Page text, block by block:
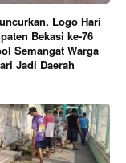
Logo Hari
Bekasi ke-76
Semangat Warga
Jadi Daerah